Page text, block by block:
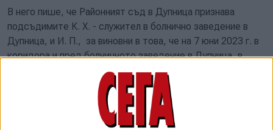
В него пише, че Районният съд в Дупница признава
подсъдимите К. Х. - служител в болнично заведение в
Дупница, и И. П., за виновни в това, че на 7 юни 2023 г. в
коридора и пред болничното заведение в Дупница, в
съучастие като съизвършители, чрез нанасяне на удари
с ръце и крака по цялото тяло, са причинили на В. В. (ТВ
оператор) лека телесна повреда.
Деянието е извършено по хулигански подбуди - на